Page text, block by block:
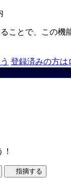
ことで、この機
登録済みの方は
指摘する